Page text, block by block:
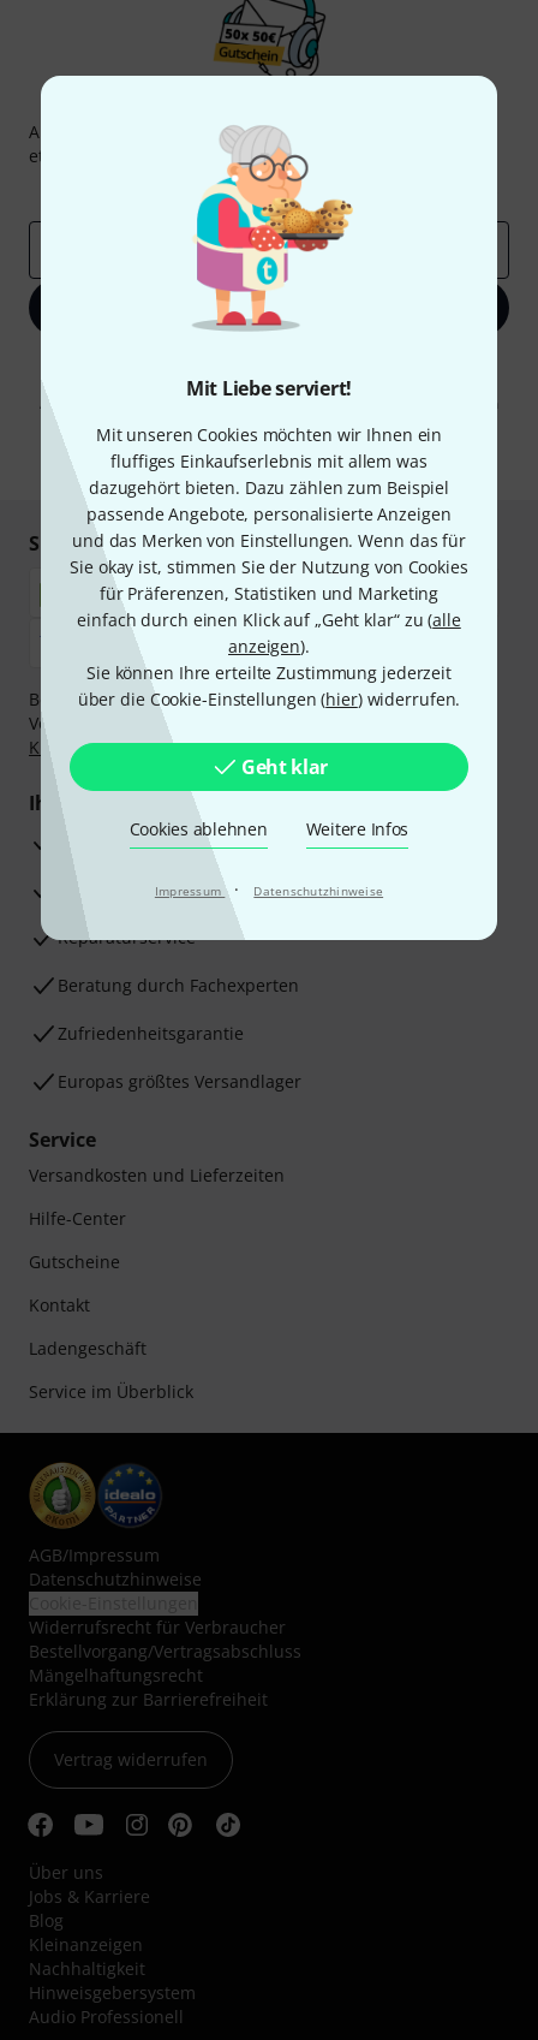
Mit Liebe serviert!
Mit unseren Cookies möchten wir Ihnen ein
fluffiges Einkaufserlebnis mit allem was
dazugehört bieten. Dazu zählen zum Beispiel
passende Angebote, personalisierte Anzeigen
und das Merken von Einstellungen. Wenn das für
Sie okay ist, stimmen Sie der Nutzung von Cookies
für Präferenzen, Statistiken und Marketing
einfach durch einen Klick auf „Geht klar“ zu (alle
anzeigen).
Sie können Ihre erteilte Zustimmung jederzeit
über die Cookie-Einstellungen (hier) widerrufen.
Geht klar
Cookies ablehnen Weitere Infos
Impressum · Datenschutzhinweise
Abonniere den Thomann Newsletter und gewinne mit
etwas Glück einen von
50 Gutscheinen
Inspirierende Beiträge
Deals
Jetzt anmelden
Werbung und einer Messung des E-Mail-Nutzungsverhaltens zu. Die
Abmeldung ist jederzeit möglich. Weitere Informationen finden Sie in
* Pflichtfeld
Sicher einkaufen & bezahlen
Bezahlen Sie vertraulich und sicher per Nachnahme,
Vorkasse, PayPal, Amazon Pay,
Klarna Ratenzahlungoder Kreditkarte.
Ihre Vorteile
3 Jahre Thomann Garantie
30 Tage Money-Back-Garantie
Reparaturservice
Beratung durch Fachexperten
Zufriedenheitsgarantie
Europas größtes Versandlager
Service
Versandkosten und Lieferzeiten
Hilfe-Center
Gutscheine
Kontakt
Ladengeschäft
Service im Überblick
AGB/Impressum
Datenschutzhinweise
Widerrufsrecht für Verbraucher
Bestellvorgang/Vertragsabschluss
Mängelhaftungsrecht
Erklärung zur Barrierefreiheit
Vertrag widerrufen
Über uns
Jobs & Karriere
Blog
Kleinanzeigen
Nachhaltigkeit
Hinweisgebersystem
Audio Professionell